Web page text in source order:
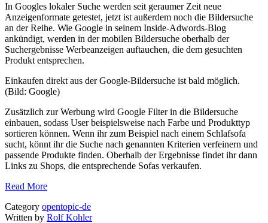
In Googles lokaler Suche werden seit geraumer Zeit neue
Anzeigenformate getestet, jetzt ist außerdem noch die Bildersuche
an der Reihe. Wie Google in seinem Inside-Adwords-Blog
ankündigt, werden in der mobilen Bildersuche oberhalb der
Suchergebnisse Werbeanzeigen auftauchen, die dem gesuchten
Produkt entsprechen.
Einkaufen direkt aus der Google-Bildersuche ist bald möglich.
(Bild: Google)
Zusätzlich zur Werbung wird Google Filter in die Bildersuche
einbauen, sodass User beispielsweise nach Farbe und Produkttyp
sortieren können. Wenn ihr zum Beispiel nach einem Schlafsofa
sucht, könnt ihr die Suche nach genannten Kriterien verfeinern und
passende Produkte finden. Oberhalb der Ergebnisse findet ihr dann
Links zu Shops, die entsprechende Sofas verkaufen.
Read More
Category opentopic-de
Written by Rolf Kohler